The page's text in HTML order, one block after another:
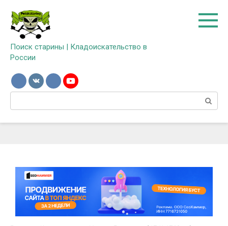
контенту
Поиск старины | Кладоискательство в
России